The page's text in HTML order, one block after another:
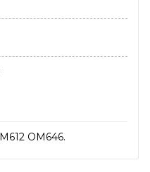
OM646.